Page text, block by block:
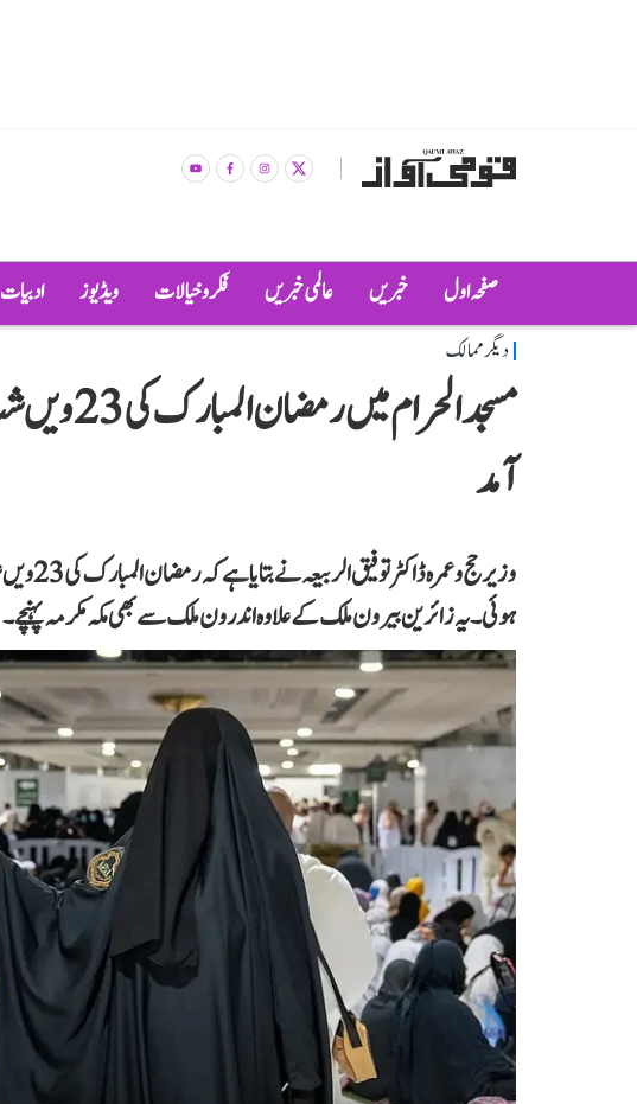
صفحہ اول خبریں عالمی خبریں فکر و خیالات ویڈیوز ادبیات
دیگر ممالک
آمد
ہوئی۔ یہ زائرین بیرون ملک کے علاوہ اندرون ملک سے بھی مکہ مکرمہ پہنچے۔